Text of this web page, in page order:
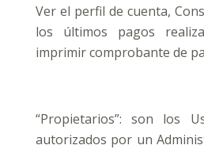
Ver el perfil de cuenta,
los últimos pagos
imprimir comprobante de
“Propietarios”: son los
autorizados por un